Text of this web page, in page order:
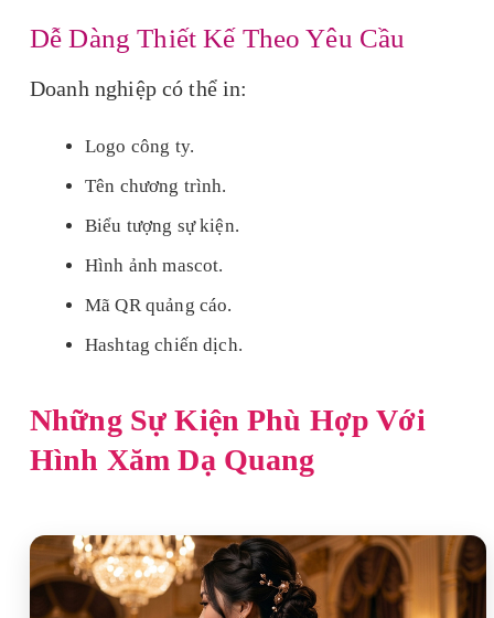
Dễ Dàng Thiết Kế Theo Yêu Cầu
Doanh nghiệp có thể in:
Logo công ty.
Tên chương trình.
Biểu tượng sự kiện.
Hình ảnh mascot.
Mã QR quảng cáo.
Hashtag chiến dịch.
Những Sự Kiện Phù Hợp Với
Hình Xăm Dạ Quang